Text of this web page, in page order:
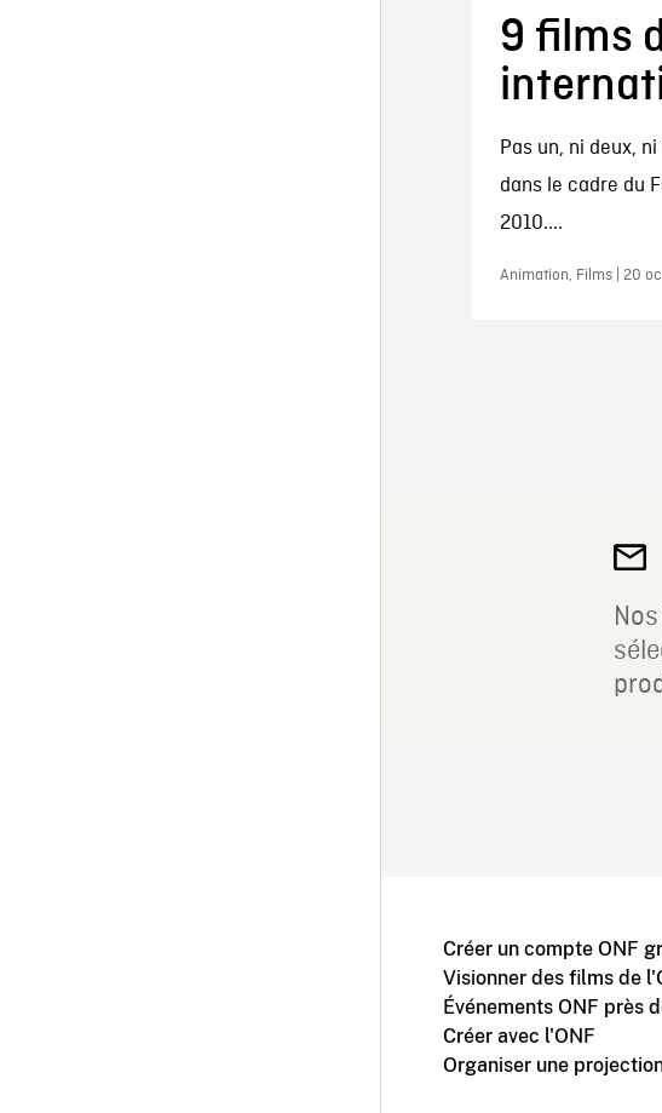
9 films
Pas un, ni deux,
dans le cadre du
2010....
Animation, Films | 20
Créer un compte ONF
Visionner des films de
Événements ONF près
Créer avec l'ONF
Organiser une